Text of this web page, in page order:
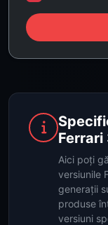
Ferrari
Aici poți
versiunile
generații
produse
versiuni